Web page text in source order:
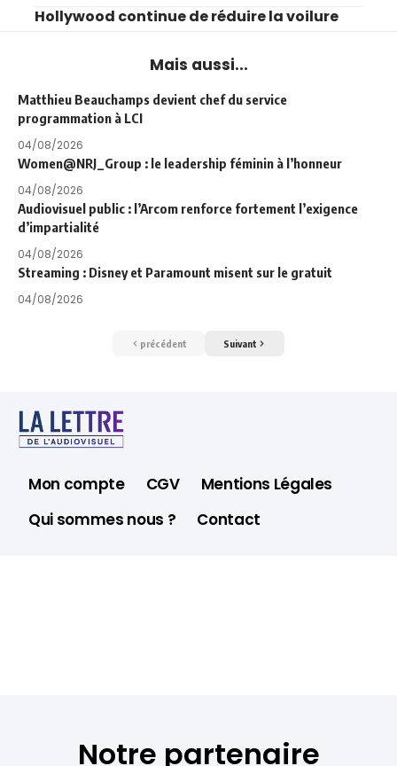
Hollywood continue de réduire la voilure
Mais aussi...
Matthieu Beauchamps devient chef du service
programmation à LCI
04/08/2026
Women@NRJ_Group : le leadership féminin à l’honneur
04/08/2026
Audiovisuel public : l’Arcom renforce fortement l’exigence
d’impartialité
04/08/2026
Streaming : Disney et Paramount misent sur le gratuit
04/08/2026
précédent Suivant
Mon compte CGV
Mentions Légales
Qui sommes nous ?
Contact
Notre partenaire